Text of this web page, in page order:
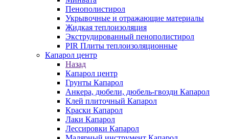
Пенополистирол
Укрывочные и отражающие материалы
Жидкая теплоизоляция
Экструдированный пенополистирол
PIR Плиты теплоизоляционные
Капарол центр
Назад
Капарол центр
Грунты Капарол
Анкера, дюбели, дюбель-гвозди Капарол
Клей плиточный Капарол
Краски Капарол
Лаки Капарол
Лессировки Капарол